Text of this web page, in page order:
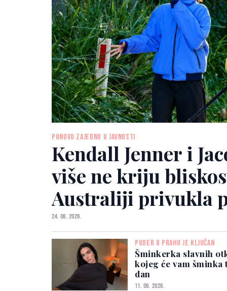
PONOVO ZAJEDNO U JAVNOSTI
Kendall Jenner i
više ne kriju
Australiji privukla
24. 06. 2026.
PUDER U PRAHU JE KLJUČAN
Šminkerka slavnih
kojeg će vam
dan
11. 06. 2026.